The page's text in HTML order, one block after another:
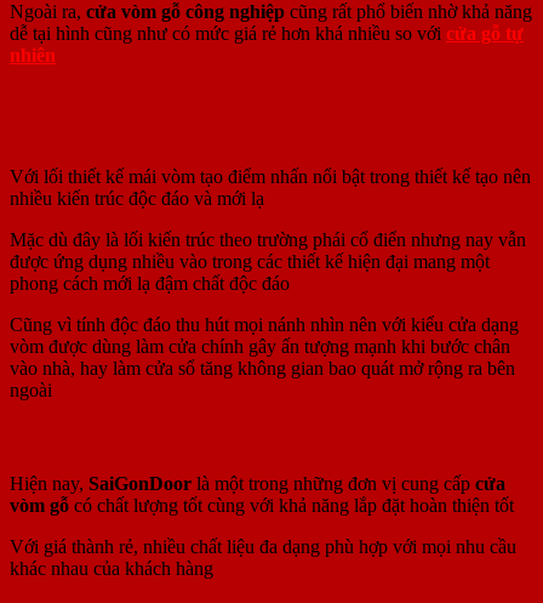
Ngoài ra, cửa vòm gỗ công nghiệp cũng rất phổ biến nhờ khả năng
dễ tại hình cũng như có mức giá rẻ hơn khá nhiều so với cửa gỗ tự
nhiên
Với lối thiết kế mái vòm tạo điểm nhấn nổi bật trong thiết kế tạo nên
nhiều kiến trúc độc đáo và mới lạ
Mặc dù đây là lối kiến trúc theo trường phái cổ điển nhưng nay vẫn
được ứng dụng nhiều vào trong các thiết kế hiện đại mang một
phong cách mới lạ đậm chất độc đáo
Cũng vì tính độc đáo thu hút mọi nánh nhìn nên với kiểu cửa dạng
vòm được dùng làm cửa chính gây ấn tượng mạnh khi bước chân
vào nhà, hay làm cửa sổ tăng không gian bao quát mở rộng ra bên
ngoài
Hiện nay, SaiGonDoor là một trong những đơn vị cung cấp cửa
vòm gỗ có chất lượng tốt cùng với khả năng lắp đặt hoàn thiện tốt
Với giá thành rẻ, nhiều chất liệu đa dạng phù hợp với mọi nhu cầu
khác nhau của khách hàng